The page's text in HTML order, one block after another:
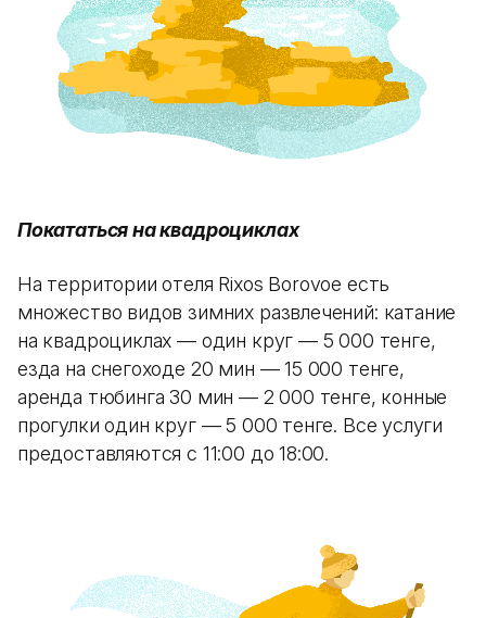
Покататься на квадроциклах
На территории отеля Rixos Borovoe есть
множество видов зимних развлечений: катание
на квадроциклах — один круг — 5 000 тенге,
езда на снегоходе 20 мин — 15 000 тенге,
аренда тюбинга 30 мин — 2 000 тенге, конные
прогулки один круг — 5 000 тенге. Все услуги
предоставляются с 11:00 до 18:00.